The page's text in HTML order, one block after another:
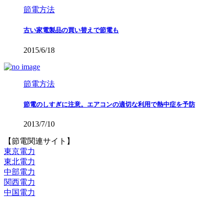
節電方法
古い家電製品の買い替えで節電も
2015/6/18
節電方法
節電のしすぎに注意。エアコンの適切な利用で熱中症を予防
2013/7/10
【節電関連サイト】
東京電力
東北電力
中部電力
関西電力
中国電力